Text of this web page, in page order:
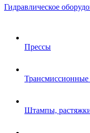
Гидравлическое
Прессы
Штампы,